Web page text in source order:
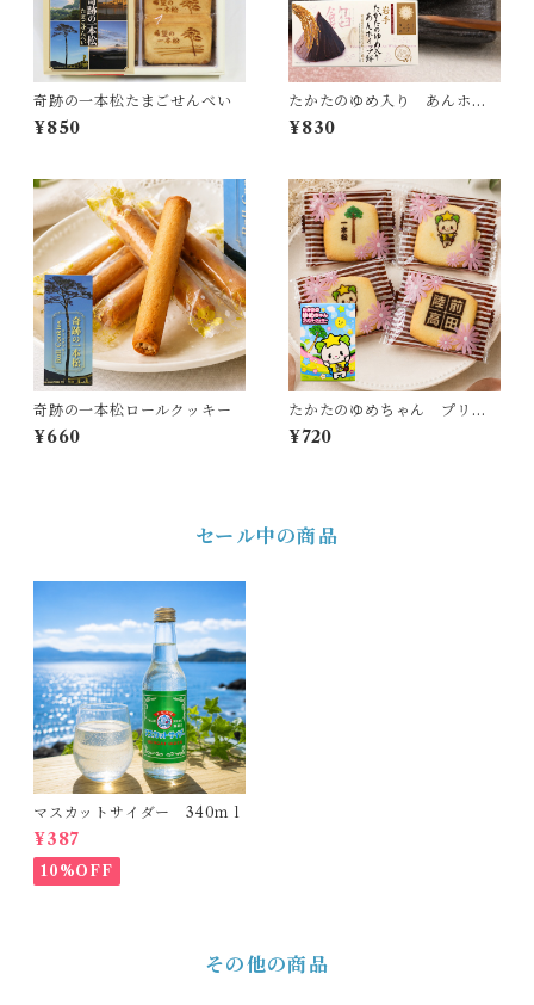
奇跡の一本松たまごせんべい
¥850
たかたのゆめ入り あんホイ
ップ餅
¥830
奇跡の一本松ロールクッキー
¥660
たかたのゆめちゃん プリン
トクッキー
¥720
セール中の商品
マスカットサイダー 340ｍｌ
¥387
10%OFF
その他の商品